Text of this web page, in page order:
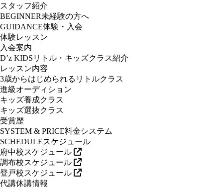
スタッフ紹介
BEGINNER未経験の方へ
GUIDANCE体験・入会
体験レッスン
入会案内
D’z KIDS リトル・キッズクラス紹介
レッスン内容
3歳からはじめられるリトルクラス
進級オーディション
キッズ養成クラス
キッズ選抜クラス
受賞歴
SYSTEM & PRICE料金システム
SCHEDULEスケジュール
府中校スケジュール
調布校スケジュール
登戸校スケジュール
代講休講情報